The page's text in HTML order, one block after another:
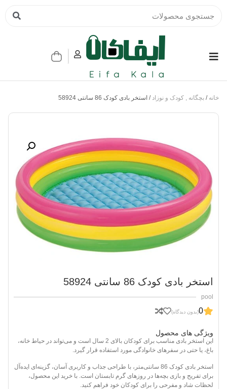
خانه / بچگانه , کودک و نوزاد/ استخر بادی کودک 86 سانتی 58924
استخر بادی کودک 86 سانتی 58924
pool
0(بدون دیدگاه)
ویژگی های محصول
این استخر بادی مناسب برای کودکان بالای 2 سال است و می‌تواند در حیاط خانه،
باغ، یا حتی در سفرهای خانوادگی مورد استفاده قرار گیرد.
استخر بادی کودک 86 سانتی‌متر، با طراحی جذاب و کاربری آسان، گزینه‌ای ایده‌آل
برای تفریح و بازی بچه‌ها در روزهای گرم تابستان است. با خرید این محصول،
لحظات شاد و مفرحی را برای کودکان خود فراهم کنید.